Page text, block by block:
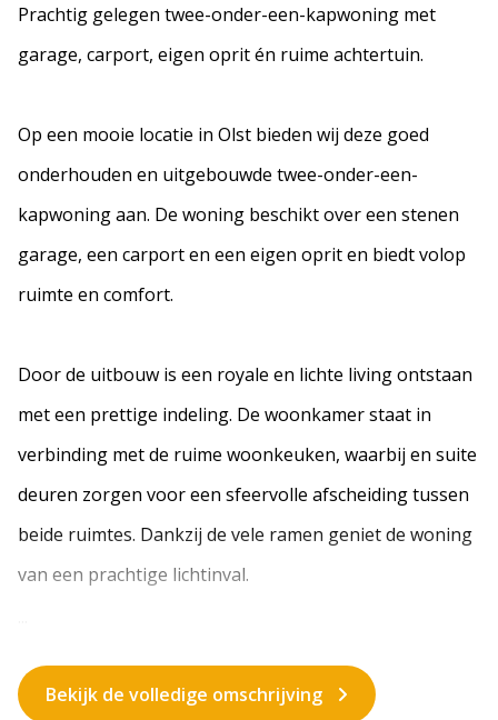
Prachtig gelegen twee-onder-een-kapwoning met
garage, carport, eigen oprit én ruime achtertuin.
Op een mooie locatie in Olst bieden wij deze goed
onderhouden en uitgebouwde twee-onder-een-
kapwoning aan. De woning beschikt over een stenen
garage, een carport en een eigen oprit en biedt volop
ruimte en comfort.
Door de uitbouw is een royale en lichte living ontstaan
met een prettige indeling. De woonkamer staat in
verbinding met de ruime woonkeuken, waarbij en suite
deuren zorgen voor een sfeervolle afscheiding tussen
beide ruimtes. Dankzij de vele ramen geniet de woning
van een prachtige lichtinval.
Bekijk de volledige omschrijving